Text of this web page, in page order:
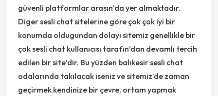
güvenli platformlar arasın’da yer almaktadır.
Diger sesli chat sitelerine göre çok çok iyi bir
konumda oldugundan dolayı sitemiz genellikle bir
çok sesli chat kullanıcısı tarafın’dan devamlı tercih
edilen bir site’dir. Bu yüzden balıkesir sesli chat
odalarında takılacak iseniz ve sitemiz’de zaman
geçirmek kendinize bir çevre, ortam yapmak